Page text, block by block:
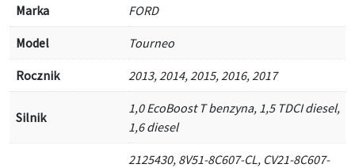
Marka FORD
Model Tourneo
Rocznik 2013, 2014, 2015, 2016, 2017
Silnik
1,0 EcoBoost T benzyna, 1,5 TDCI diesel,
1,6 diesel
2125430, 8V51-8C607-CL, CV21-8C607-